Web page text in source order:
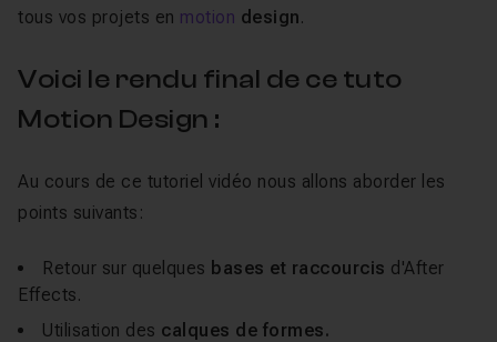
tous vos projets en motion design.
Voici le rendu final de ce tuto
Motion Design :
Au cours de ce tutoriel vidéo nous allons aborder les
points suivants:
Retour sur quelques bases et raccourcis d'After
Effects.
Utilisation des calques de formes.